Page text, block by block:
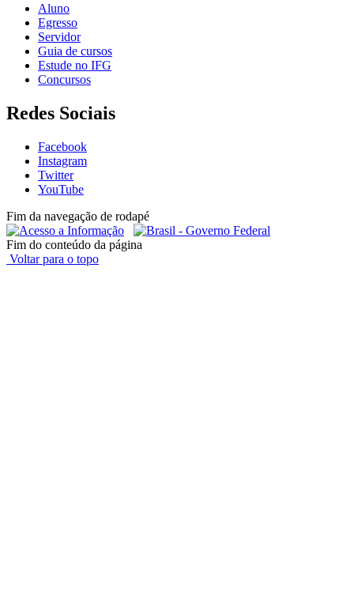
Aluno
Egresso
Servidor
Guia de cursos
Estude no IFG
Concursos
Redes Sociais
Facebook
Instagram
Twitter
YouTube
Fim da navegação de rodapé
Fim do conteúdo da página
Voltar para o topo